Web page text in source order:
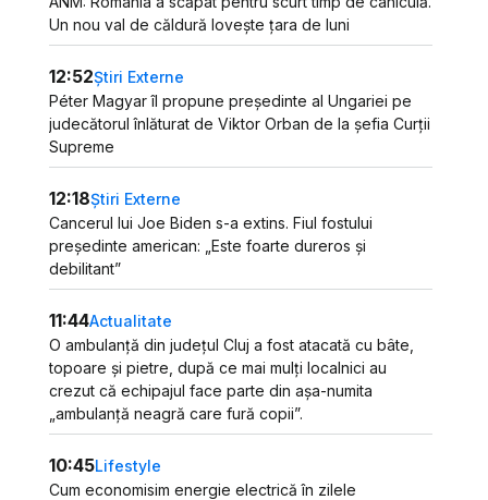
Un nou val de căldură lovește țara de luni
12:52Știri Externe
Péter Magyar îl propune președinte al Ungariei pe
judecătorul înlăturat de Viktor Orban de la șefia Curții
Supreme
12:18Știri Externe
Cancerul lui Joe Biden s-a extins. Fiul fostului
președinte american: „Este foarte dureros și
debilitant”
11:44Actualitate
O ambulanță din județul Cluj a fost atacată cu bâte,
topoare și pietre, după ce mai mulți localnici au
crezut că echipajul face parte din așa-numita
„ambulanță neagră care fură copii”.
10:45Lifestyle
Cum economisim energie electrică în zilele